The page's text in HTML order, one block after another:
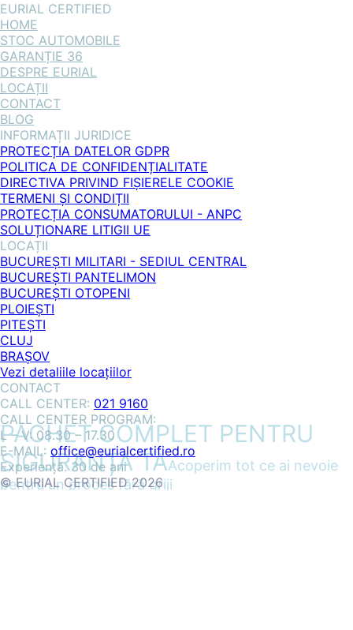
PACHET COMPLET PENTRU
SIGURANȚA TAAcoperim tot ce ai nevoie
pentru un proces fără griji
EURIAL CERTIFIED
HOME
STOC AUTOMOBILE
GARANȚIE 36
DESPRE EURIAL
LOCAȚII
CONTACT
BLOG
INFORMAȚII JURIDICE
PROTECȚIA DATELOR GDPR
POLITICA DE CONFIDENȚIALITATE
DIRECTIVA PRIVIND FIȘIERELE COOKIE
TERMENI ȘI CONDIȚII
PROTECȚIA CONSUMATORULUI - ANPC
SOLUȚIONARE LITIGII UE
LOCAȚII
BUCUREȘTI MILITARI - SEDIUL CENTRAL
BUCUREȘTI PANTELIMON
BUCUREȘTI OTOPENI
PLOIEȘTI
PITEȘTI
CLUJ
BRAȘOV
Vezi detaliile locațiilor
CONTACT
CALL CENTER: 021 9160
CALL CENTER PROGRAM:
L – V: 08.30 – 17.30
E-MAIL: office@eurialcertified.ro
Experiență. 30 de ani
© EURIAL CERTIFIED 2026